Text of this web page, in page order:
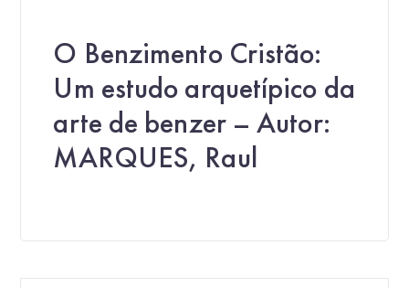
O Benzimento Cristão:
Um estudo arquetípico da
arte de benzer – Autor:
MARQUES, Raul